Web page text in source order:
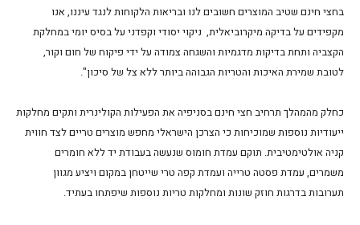
בחצי חינם שטיב המוצרים חשובים לנו ובריאות הלקוחות לנגד עיננו, אנו
מקפידים על בדיקה מיקרוביאלית, ניקוי יסודי וקפדני על בסיס יומי במחלקת
הקצביה ותחת בדיקות מדגמיות והשגחה צמודה על ידי פיקוח של חום וקור,
לטובת שמירת האיכות והטריות הגבוהה ביותר ללא צל של סיכון".
כחלק מהמהלך תרחיב חצי חינם בסניפיה את הפעילות הקולינרית ותקים מחלקות
ייעודיות נוספות שמוכיחות כי הצרכן הישראלי מחפש מוצרים טריים לצד חווית
קניה אולטימטיבית. תוקם עמדת חומוס שנעשה בעבודת יד ללא חומרים
משמרים, עמדת פסטה טרייה ועמדת קפה טרי שייטחן במקום ויציע מגוון
תערובות בדרגות חוזק שונות ומחלקות טריות נוספות שיפתחו בעתיד.